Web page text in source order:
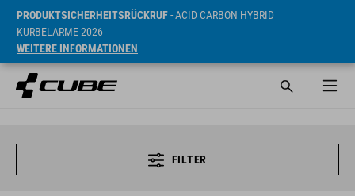
PRODUKTSICHERHEITSRÜCKRUF- ACID CARBON HYBRID
KURBELARME 2026
WEITERE INFORMATIONEN
FILTER